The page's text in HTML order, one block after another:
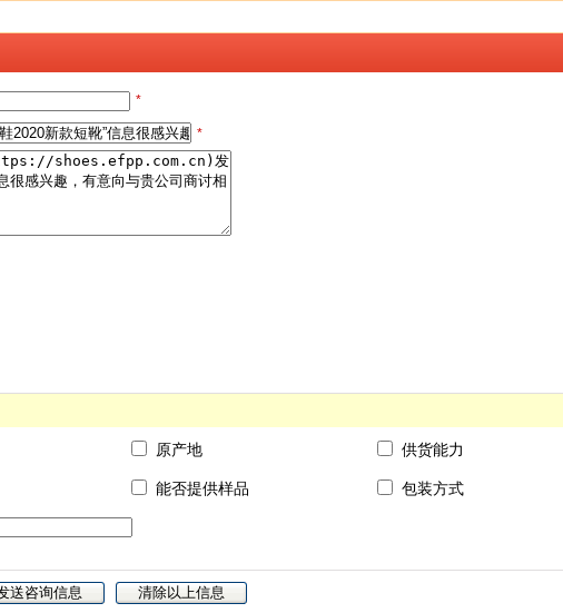
*
*
原产地 供货能力
能否提供样品 包装方式